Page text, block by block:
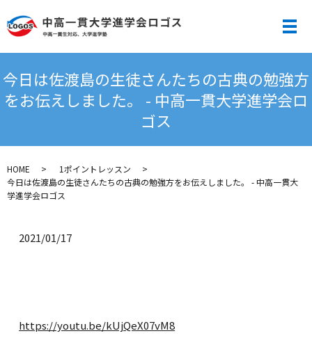
メ
今日は佐渡島の生徒さんたちの古典の勉強方
をお伝えしました。 - 中高一貫大学進学会ロ
ゴス
HOME
1ポイントレッスン
今日は佐渡島の生徒さんたちの古典の勉強方をお伝えしました。 - 中高一貫大
学進学会ロゴス
2021/01/17
https://youtu.be/kUjQeX07vM8